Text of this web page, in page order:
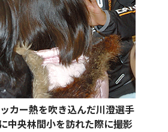
カー熱を吹き込んだ川澄選手
中央林間小を訪れた際に撮影